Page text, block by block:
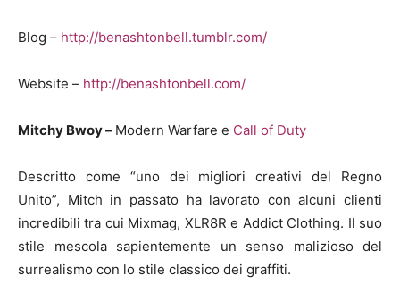
Blog – http://benashtonbell.tumblr.com/
Website – http://benashtonbell.com/
Mitchy Bwoy – Modern Warfare e Call of Duty
Descritto come “uno dei migliori creativi del Regno
Unito”, Mitch in passato ha lavorato con alcuni clienti
incredibili tra cui Mixmag, XLR8R e Addict Clothing. Il suo
stile mescola sapientemente un senso malizioso del
surrealismo con lo stile classico dei graffiti.